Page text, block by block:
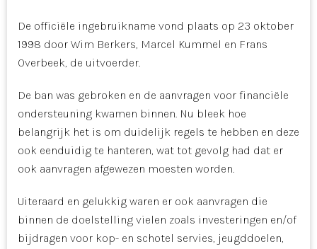
De officiële ingebruikname vond plaats op 23 oktober
1998 door Wim Berkers, Marcel Kummel en Frans
Overbeek, de uitvoerder.
De ban was gebroken en de aanvragen voor financiële
ondersteuning kwamen binnen. Nu bleek hoe
belangrijk het is om duidelijk regels te hebben en deze
ook eenduidig te hanteren, wat tot gevolg had dat er
ook aanvragen afgewezen moesten worden.
Uiteraard en gelukkig waren er ook aanvragen die
binnen de doelstelling vielen zoals investeringen en/of
bijdragen voor kop- en schotel servies, jeugddoelen,